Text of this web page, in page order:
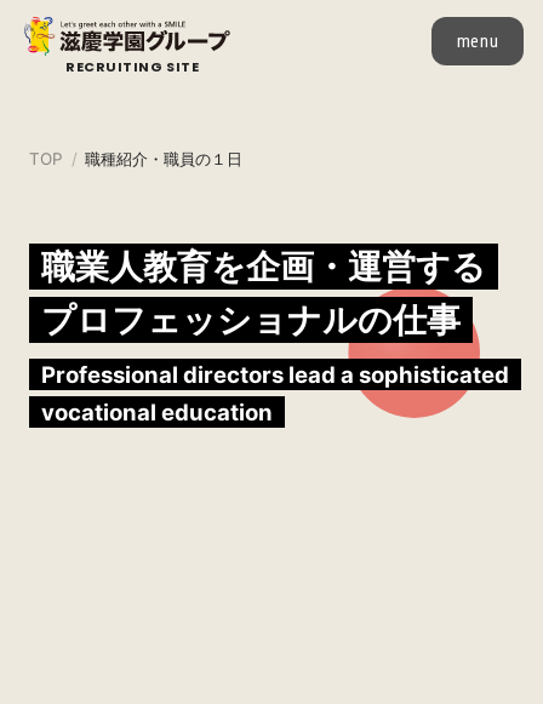
RECRUITING SITE
menu
TOP 職種紹介・職員の１日
職業人教育を企画・運営する
プロフェッショナルの仕事
Professional directors lead a sophisticated
vocational education